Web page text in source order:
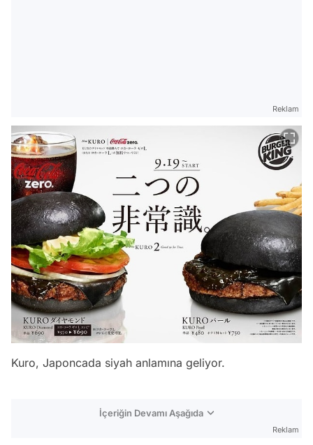
Reklam
Kuro, Japoncada siyah anlamına geliyor.
İçeriğin Devamı Aşağıda
Reklam